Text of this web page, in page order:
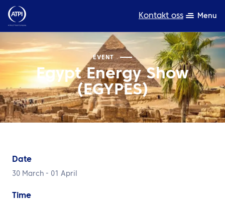
Kontakt oss Menu
Ekspertise
Produkter
Ressurser
Om oss
TravelHub Login
Søk
EVENT
Egypt Energy Show
(EGYPES)
Date
30 March - 01 April
Time